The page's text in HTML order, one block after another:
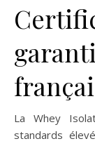
La Whey
standards